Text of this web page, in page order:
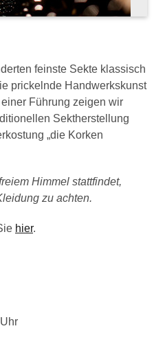
feinste Sekte klassisch
prickelnde Handwerkskunst
Führung zeigen wir
Sektherstellung
„die Korken
Himmel stattfindet,
zu achten.
hier.